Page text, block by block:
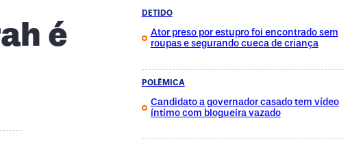
é
DETIDO
Ator preso por estupro foi encontrado sem
roupas e segurando cueca de criança
POLÊMICA
Candidato a governador casado tem vídeo
íntimo com blogueira vazado